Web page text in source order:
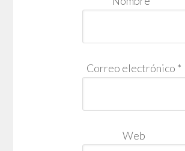
Correo electrónico *
Web